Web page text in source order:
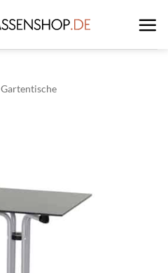
Gartentische